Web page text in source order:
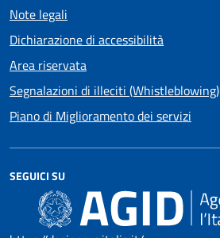
Note legali
Dichiarazione di accessibilità
Area riservata
Segnalazioni di illeciti (Whistleblowing)
Piano di Miglioramento dei servizi
SEGUICI SU